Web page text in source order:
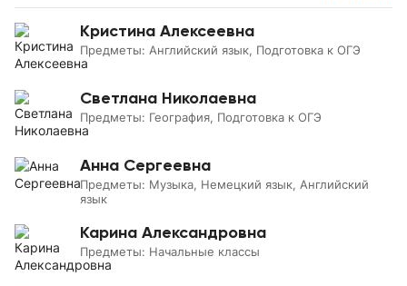
Кристина Алексеевна
Предметы: Английский язык, Подготовка к ОГЭ
Светлана Николаевна
Предметы: География, Подготовка к ОГЭ
Анна Сергеевна
Предметы: Музыка, Немецкий язык, Английский
язык
Карина Александровна
Предметы: Начальные классы